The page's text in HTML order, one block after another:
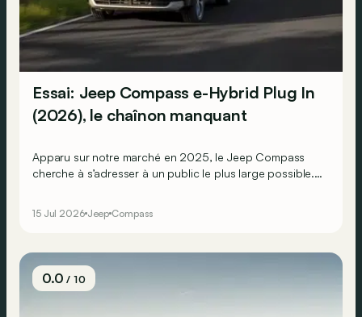
Essai: Jeep Compass e-Hybrid Plug In
(2026), le chaînon manquant
Apparu sur notre marché en 2025, le Jeep Compass
cherche à s’adresser à un public le plus large possible.
propose maintenant une nouvelle version hybride
15 Jul 2026 Jeep Compass
0.0/ 10